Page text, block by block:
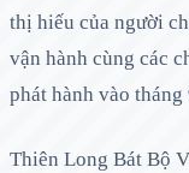
thị hiếu của người
vận hành cùng các
phát hành vào tháng
Thiên Long Bát Bộ